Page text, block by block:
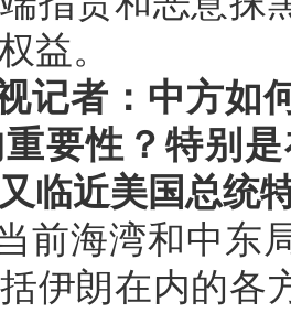
益。
记者：中方如
要性？特别
临近美国总统
前海湾和中东
伊朗在内的各